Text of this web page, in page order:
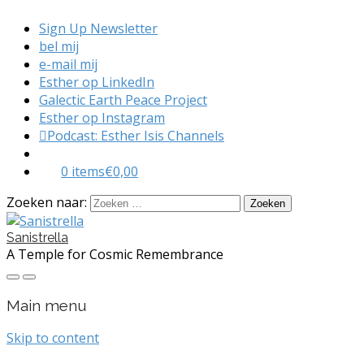
Sign Up Newsletter
bel mij
e-mail mij
Esther op LinkedIn
Galectic Earth Peace Project
Esther op Instagram
Podcast: Esther Isis Channels
0 items€0,00
Zoeken naar:
Sanistrella
A Temple for Cosmic Remembrance
Main menu
Skip to content